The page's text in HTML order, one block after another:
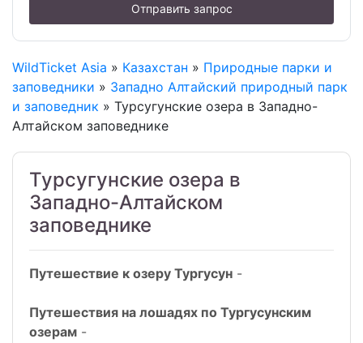
Отправить запрос
WildTicket Asia » Казахстан » Природные парки и
заповедники » Западно Алтайский природный парк
и заповедник » Турсугунские озера в Западно-
Алтайском заповеднике
Турсугунские озера в
Западно-Алтайском
заповеднике
Путешествие к озеру Тургусун -
Путешествия на лошадях по Тургусунским
озерам -